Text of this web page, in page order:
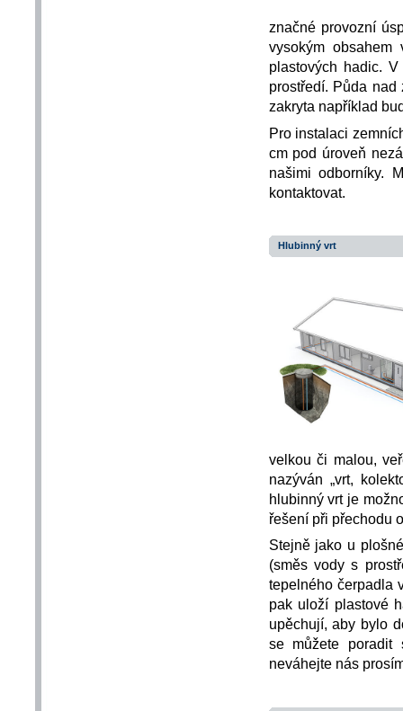
značné provozní
vysokým
plastových hadic.
prostředí. Půda
zakryta například
Pro instalaci
cm pod úroveň
našimi odborníky.
kontaktovat.
Hlubinný vrt
velkou či malou,
nazýván „vrt,
hlubinný vrt je
řešení při přechodu
Stejně jako u
(směs vody s
tepelného čerpadla
pak uloží plastové
upěchují, aby bylo
se můžete poradit
neváhejte nás